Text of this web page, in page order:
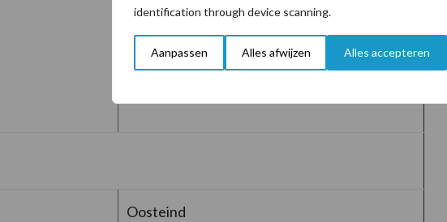
identification through device scanning.
Aanpassen Alles afwijzen Alles accepteren
Oosteind